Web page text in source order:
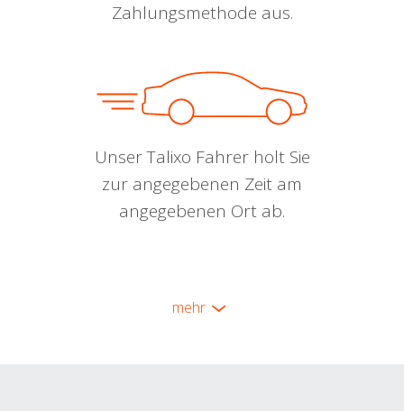
Zahlungsmethode aus.
Unser Talixo Fahrer holt Sie
zur angegebenen Zeit am
angegebenen Ort ab.
mehr